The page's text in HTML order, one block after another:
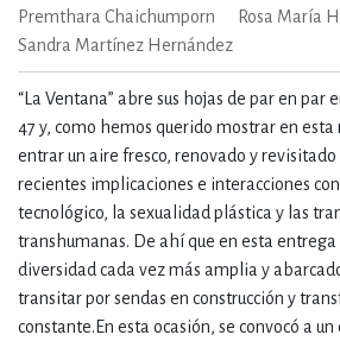
Premthara Chaichumporn
Rosa María
Sandra Martínez Hernández
“La Ventana” abre sus hojas de par en par
47 y, como hemos querido mostrar en esta
entrar un aire fresco, renovado y
recientes implicaciones e interacciones
tecnológico, la sexualidad plástica y las
transhumanas. De ahí que en esta
diversidad cada vez más amplia y
transitar por sendas en construcción y
constante.En esta ocasión, se convocó a